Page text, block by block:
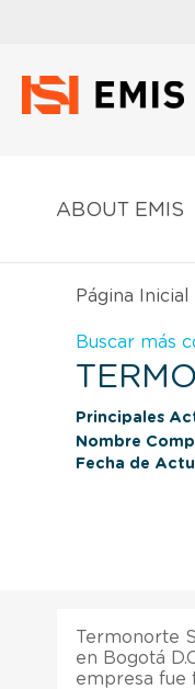
ABOUT EMIS
Página Inicial
Buscar más
Principales
Nombre
Fecha de
Termonorte
en Bogotá
empresa fue